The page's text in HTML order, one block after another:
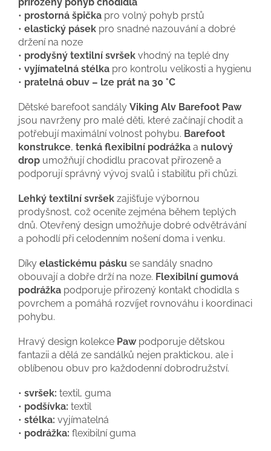
• prostorná špička pro volný pohyb prstů
• elastický pásek pro snadné nazouvání a dobré
držení na noze
• prodyšný textilní svršek vhodný na teplé dny
• vyjímatelná stélka pro kontrolu velikosti a hygienu
• pratelná obuv – lze prát na 30 °C
Dětské barefoot sandály Viking Alv Barefoot Paw
jsou navrženy pro malé děti, které začínají chodit a
potřebují maximální volnost pohybu. Barefoot
konstrukce, tenká flexibilní podrážka a nulový
drop umožňují chodidlu pracovat přirozeně a
podporují správný vývoj svalů i stabilitu při chůzi.
Lehký textilní svršek zajišťuje výbornou
prodyšnost, což oceníte zejména během teplých
dnů. Otevřený design umožňuje dobré odvětrávání
a pohodlí při celodenním nošení doma i venku.
Díky elastickému pásku se sandály snadno
obouvají a dobře drží na noze. Flexibilní gumová
podrážka podporuje přirozený kontakt chodidla s
povrchem a pomáhá rozvíjet rovnováhu i koordinaci
pohybu.
Hravý design kolekce Pawpodporuje dětskou
fantazii a dělá ze sandálků nejen praktickou, ale i
oblíbenou obuv pro každodenní dobrodružství.
• svršek: textil, guma
• podšívka: textil
• stélka: vyjímatelná
• podrážka: flexibilní guma